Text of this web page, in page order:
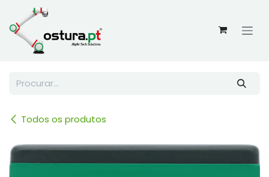
Skip to Content
Todos os produtos